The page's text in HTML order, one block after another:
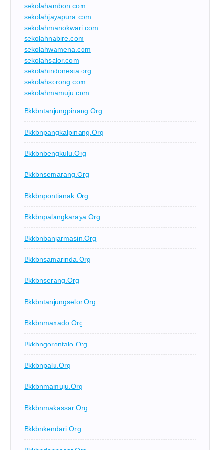
sekolahambon.com
sekolahjayapura.com
sekolahmanokwari.com
sekolahnabire.com
sekolahwamena.com
sekolahsalor.com
sekolahindonesia.org
sekolahsorong.com
sekolahmamuju.com
Bkkbntanjungpinang.org
Bkkbnpangkalpinang.org
Bkkbnbengkulu.org
Bkkbnsemarang.org
Bkkbnpontianak.org
Bkkbnpalangkaraya.org
Bkkbnbanjarmasin.org
Bkkbnsamarinda.org
Bkkbnserang.org
Bkkbntanjungselor.org
Bkkbnmanado.org
Bkkbngorontalo.org
Bkkbnpalu.org
Bkkbnmamuju.org
Bkkbnmakassar.org
Bkkbnkendari.org